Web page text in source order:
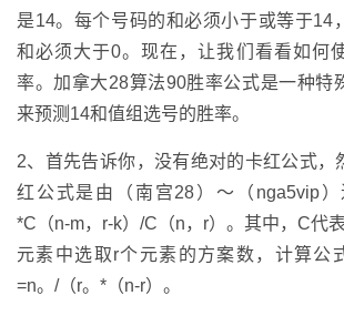
是14。每个号码的和必须小于或等于14
和必须大于0。现在，让我们看看如何
率。加拿大28算法90胜率公式是一种特
来预测14和值组选号的胜率。
2、首先告诉你，没有绝对的卡红公式，
红公式是由（南宫28）～（nga5vip）
*C（n-m，r-k）/C（n，r）。其中，C代
元素中选取r个元素的方案数，计算公
=n。/（r。*（n-r）。